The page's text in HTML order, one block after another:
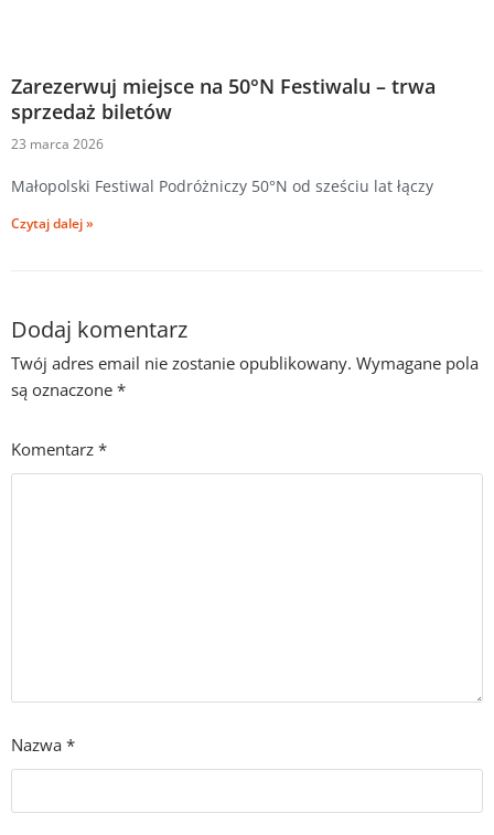
Zarezerwuj miejsce na 50°N Festiwalu – trwa
sprzedaż biletów
23 marca 2026
Małopolski Festiwal Podróżniczy 50°N od sześciu lat łączy
Czytaj dalej »
Dodaj komentarz
Twój adres email nie zostanie opublikowany. Wymagane pola
są oznaczone *
Komentarz *
Nazwa *